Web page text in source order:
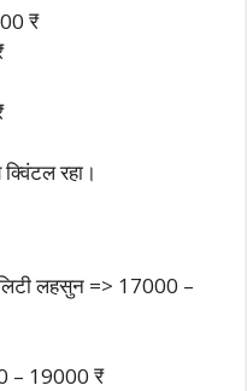
₹
रहा।
लहसुन => 17000 –
– 19000 ₹